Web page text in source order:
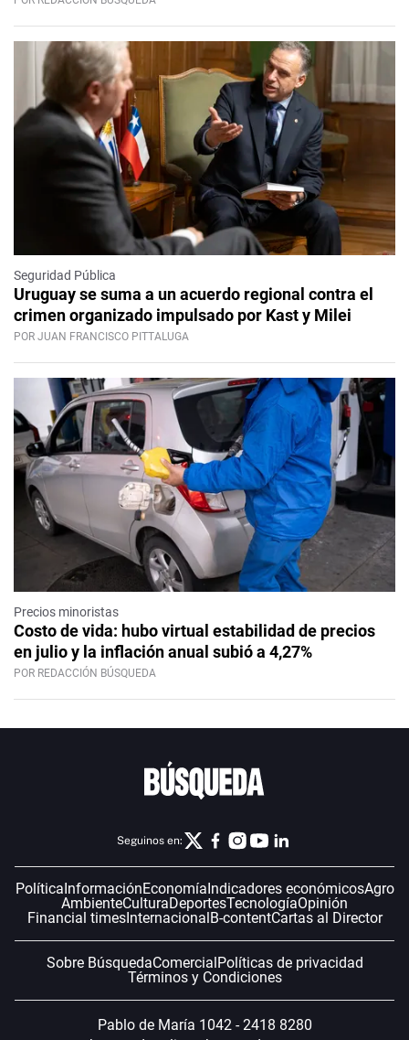
Seguridad Pública
Uruguay se suma a un acuerdo regional contra el
crimen organizado impulsado por Kast y Milei
POR JUAN FRANCISCO PITTALUGA
Precios minoristas
Costo de vida: hubo virtual estabilidad de precios
en julio y la inflación anual subió a 4,27%
POR REDACCIÓN BÚSQUEDA
Seguinos en:
PolíticaInformaciónEconomíaIndicadores económicosAgro
AmbienteCulturaDeportesTecnologíaOpinión
Financial timesInternacionalB-contentCartas al Director
Sobre BúsquedaComercialPolíticas de privacidad
Términos y Condiciones
Pablo de María 1042 - 2418 8280